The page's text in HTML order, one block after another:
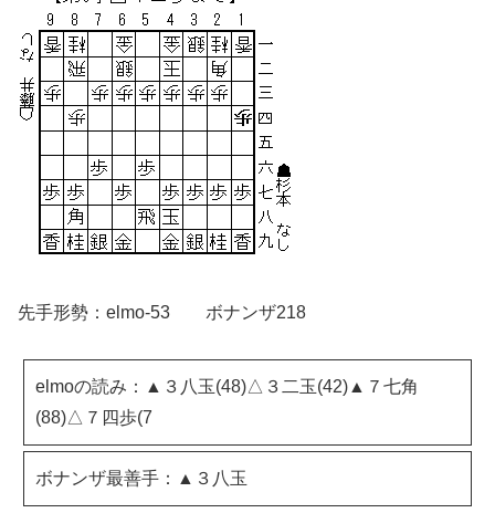
先手形勢：elmo-53 ボナンザ218
elmoの読み：▲３八玉(48)△３二玉(42)▲７七角
(88)△７四歩(7
ボナンザ最善手：▲３八玉